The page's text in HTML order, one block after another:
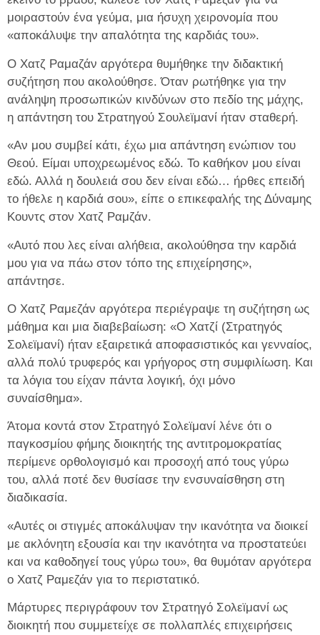
μοιραστούν ένα γεύμα, μια ήσυχη χειρονομία που
«αποκάλυψε την απαλότητα της καρδιάς του».
Ο Χατζ Ραμαζάν αργότερα θυμήθηκε την διδακτική
συζήτηση που ακολούθησε. Όταν ρωτήθηκε για την
ανάληψη προσωπικών κινδύνων στο πεδίο της μάχης,
η απάντηση του Στρατηγού Σουλεϊμανί ήταν σταθερή.
«Αν μου συμβεί κάτι, έχω μια απάντηση ενώπιον του
Θεού. Είμαι υποχρεωμένος εδώ. Το καθήκον μου είναι
εδώ. Αλλά η δουλειά σου δεν είναι εδώ… ήρθες επειδή
το ήθελε η καρδιά σου», είπε ο επικεφαλής της Δύναμης
Κουντς στον Χατζ Ραμζάν.
«Αυτό που λες είναι αλήθεια, ακολούθησα την καρδιά
μου για να πάω στον τόπο της επιχείρησης»,
απάντησε.
Ο Χατζ Ραμεζάν αργότερα περιέγραψε τη συζήτηση ως
μάθημα και μια διαβεβαίωση: «Ο Χατζί (Στρατηγός
Σολεϊμανί) ήταν εξαιρετικά αποφασιστικός και γενναίος,
αλλά πολύ τρυφερός και γρήγορος στη συμφιλίωση. Και
τα λόγια του είχαν πάντα λογική, όχι μόνο
συναίσθημα».
Άτομα κοντά στον Στρατηγό Σολεϊμανί λένε ότι ο
παγκοσμίου φήμης διοικητής της αντιτρομοκρατίας
περίμενε ορθολογισμό και προσοχή από τους γύρω
του, αλλά ποτέ δεν θυσίασε την ενσυναίσθηση στη
διαδικασία.
«Αυτές οι στιγμές αποκάλυψαν την ικανότητα να διοικεί
με ακλόνητη εξουσία και την ικανότητα να προστατεύει
και να καθοδηγεί τους γύρω του», θα θυμόταν αργότερα
ο Χατζ Ραμεζάν για το περιστατικό.
Μάρτυρες περιγράφουν τον Στρατηγό Σολεϊμανί ως
διοικητή που συμμετείχε σε πολλαπλές επιχειρήσεις